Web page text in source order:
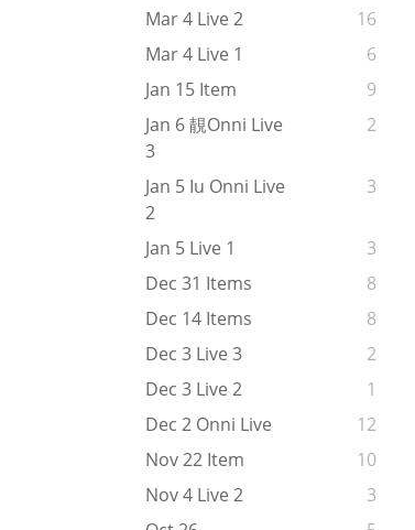
Mar 4 Live 2
16
Mar 4 Live 1
6
Jan 15 Item
9
Jan 6 靚onni Live
3
2
Jan 5 Iu Onni Live
2
3
Jan 5 Live 1
3
Dec 31 Items
8
Dec 14 Items
8
Dec 3 Live 3
2
Dec 3 Live 2
1
Dec 2 Onni Live
12
Nov 22 Item
10
Nov 4 Live 2
3